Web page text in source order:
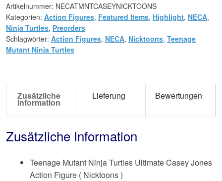
Artikelnummer: NECATMNTCASEYNICKTOONS
Kategorien: Action Figures, Featured Items, Highlight, NECA,
Ninja Turtles, Preorders
Schlagwörter: Action Figures, NECA, Nicktoons, Teenage
Mutant Ninja Turtles
Zusätzliche
Information
Lieferung Bewertungen
Zusätzliche Information
Teenage Mutant Ninja Turtles Ultimate Casey Jones
Action Figure ( Nicktoons )